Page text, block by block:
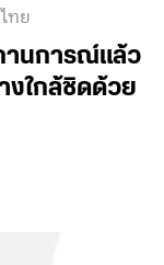
ทย
านการณ์แล้ว
ใกล้ชิดด้วย